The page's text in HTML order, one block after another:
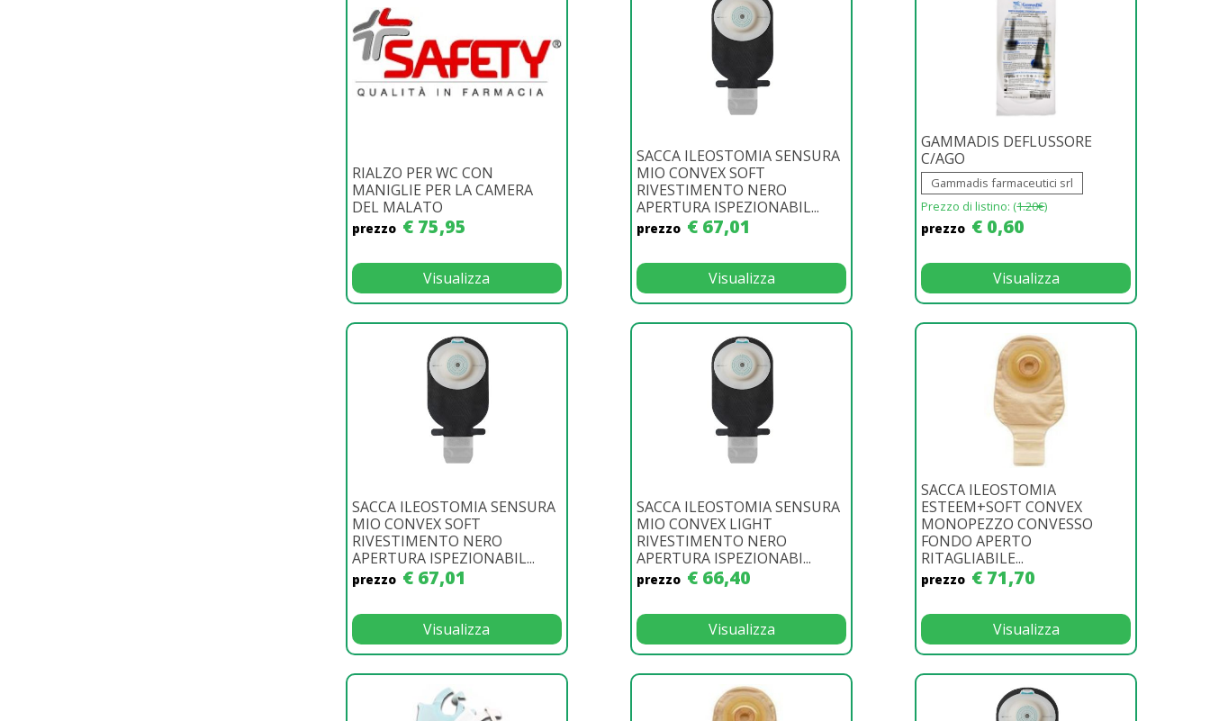
RIALZO PER WC CON
MANIGLIE PER LA CAMERA
DEL MALATO
prezzo € 75,95
Visualizza
SACCA ILEOSTOMIA SENSURA
MIO CONVEX SOFT
RIVESTIMENTO NERO
APERTURA ISPEZIONABIL...
prezzo € 67,01
Visualizza
GAMMADIS DEFLUSSORE
C/AGO
Gammadis farmaceutici srl
Prezzo di listino: (1.20€)
prezzo € 0,60
Visualizza
SACCA ILEOSTOMIA SENSURA
MIO CONVEX SOFT
RIVESTIMENTO NERO
APERTURA ISPEZIONABIL...
prezzo € 67,01
Visualizza
SACCA ILEOSTOMIA SENSURA
MIO CONVEX LIGHT
RIVESTIMENTO NERO
APERTURA ISPEZIONABI...
prezzo € 66,40
Visualizza
SACCA ILEOSTOMIA
ESTEEM+SOFT CONVEX
MONOPEZZO CONVESSO
FONDO APERTO
RITAGLIABILE...
prezzo € 71,70
Visualizza